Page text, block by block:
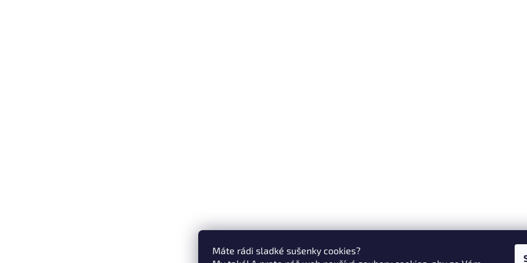
Máte rádi sladké sušenky cookies?